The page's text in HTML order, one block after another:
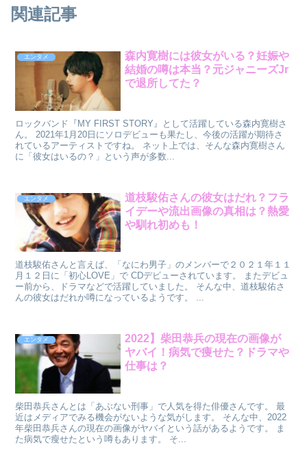
関連記事
エンタメ
森内寛樹には彼女がいる？妊娠や
結婚の噂は本当？元ジャニーズJr
で退所してた？
ロックバンド『MY FIRST STORY』として活躍している森内寛樹さ
ん。 2021年1月20日にソロデビューも果たし、今後の活躍が期待さ
れているアーティストですね。 ネット上では、そんな森内寛樹さん
に「彼女はいるの？」という声が多数...
エンタメ
道枝駿佑さんの彼女はだれ？フラ
イデーや流出画像の真相は？熱愛
や馴れ初めも！
道枝駿佑さんと言えば、「なにわ男子」のメンバーで２０２１年１１
月１２日に「初心LOVE」で CDデビューされています。 またデビュ
ー前から、ドラマなどで活躍していました。 そんな中、道枝駿佑さ
んの彼女はだれか噂になっているようです。 ...
エンタメ
2022】柴田恭兵の現在の画像が
ヤバイ！病気で痩せた？ドラマや
仕事は？
柴田恭兵さんとは「あぶない刑事」で人気を得た俳優さんです。 最
近はメディアでみる機会がないような気がします。 そんな中、2022
年柴田恭兵さんの現在の画像がヤバイという話があるようです。 ま
た病気で瘦せたという噂もあります。 そ...